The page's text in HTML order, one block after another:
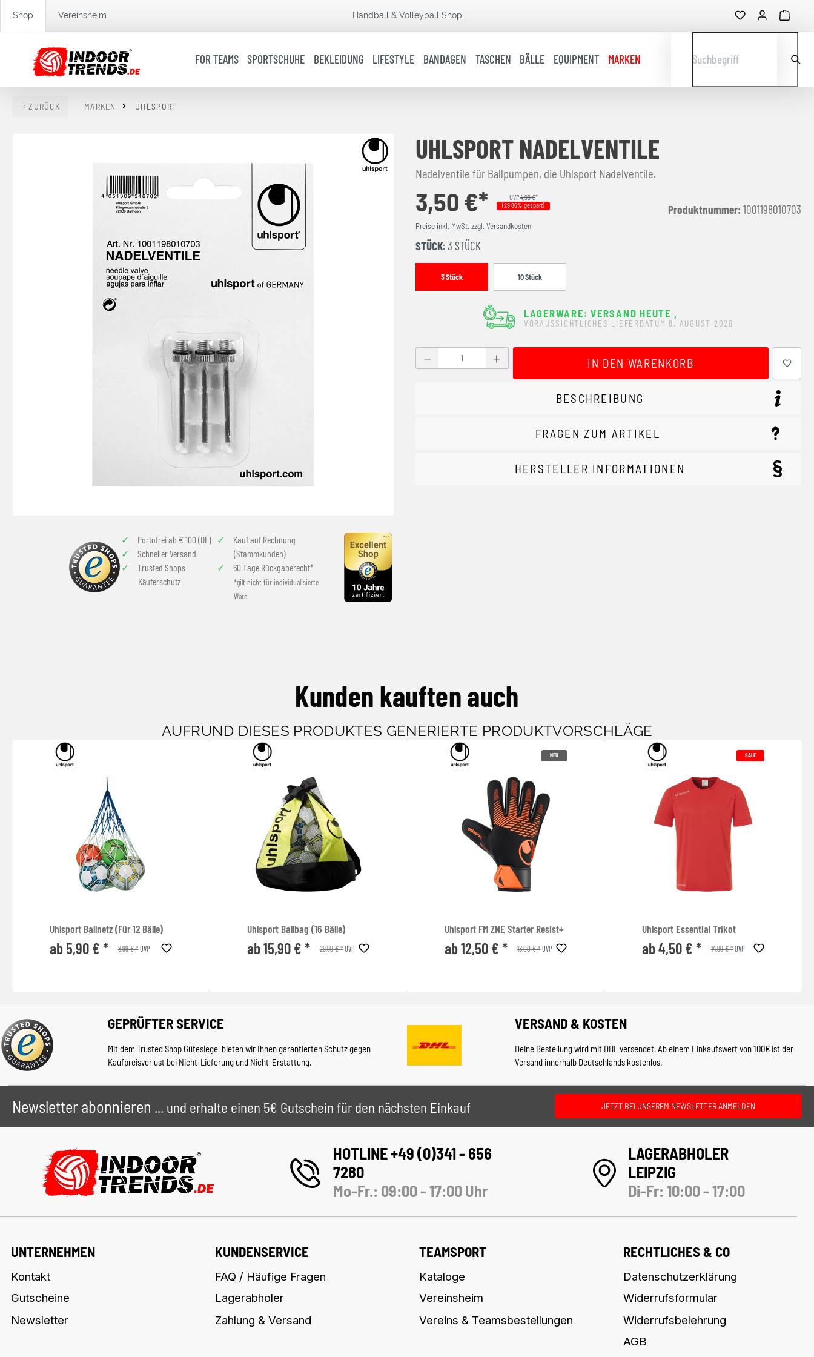
Zur Hauptnavigation springen
Shop Vereinsheim Handball & Volleyball Shop
FOR TEAMS SPORTSCHUHE BEKLEIDUNG LIFESTYLE BANDAGEN TASCHEN BÄLLE EQUIPMENT MARKEN Suchbegriff
ZURÜCK MARKEN UHLSPORT
Portofrei ab € 100 (DE)
Schneller Versand
Trusted Shops
Käuferschutz
Kauf auf Rechnung
(Stammkunden)
60 Tage Rückgaberecht*
*gilt nicht für individualisierte
Ware
UHLSPORT NADELVENTILE
Nadelventile für Ballpumpen, die Uhlsport Nadelventile.
3,50 €* UVP4,99 €*
(29.86% gespart)
Preise inkl. MwSt. zzgl. Versandkosten
Produktnummer: 1001198010703
STÜCK: 3 STÜCK
3 Stück 10 Stück
LAGERWARE: VERSAND HEUTE
VORAUSSICHTLICHES LIEFERDATUM 8. AUGUST 2026
Produkt Anzahl: Gib den gewünschten Wert ein oder benutze die Schaltflächen
IN DEN WARENKORB
BESCHREIBUNG
FRAGEN ZUM ARTIKEL
HERSTELLER INFORMATIONEN
Kunden kauften auch
AUFRUND DIESES PRODUKTES GENERIERTE PRODUKTVORSCHLÄGE
Uhlsport Ballnetz (Für 12 Bälle)
ab 5,90 € * 8,99 € *UVP
Uhlsport Ballbag (16 Bälle)
ab 15,90 € * 29,99 € *UVP
NEU
Uhlsport FM ZNE Starter Resist+
ab 12,50 € * 18,00 € *UVP
SALE
Uhlsport Essential Trikot
ab 4,50 € * 14,99 € *UVP
GEPRÜFTER SERVICE
Mit dem Trusted Shop Gütesiegel bieten wir Ihnen garantierten Schutz gegen
Kaufpreisverlust bei Nicht-Lieferung und Nicht-Erstattung.
VERSAND & KOSTEN
Deine Bestellung wird mit DHL versendet. Ab einem Einkaufswert von 100€ ist der
Versand innerhalb Deutschlands kostenlos.
Newsletter abonnieren ... und erhalte einen 5€ Gutschein für den nächsten Einkauf JETZT BEI UNSEREM NEWSLETTER ANMELDEN
HOTLINE +49 (0)341 - 656
7280
Mo-Fr.: 09:00 - 17:00 Uhr
LAGERABHOLER
LEIPZIG
Di-Fr: 10:00 - 17:00
UNTERNEHMEN
Kontakt
Gutscheine
Newsletter
KUNDENSERVICE
FAQ / Häufige Fragen
Lagerabholer
Zahlung & Versand
TEAMSPORT
Kataloge
Vereinsheim
Vereins & Teamsbestellungen
RECHTLICHES & CO
Datenschutzerklärung
Widerrufsformular
Widerrufsbelehrung
AGB